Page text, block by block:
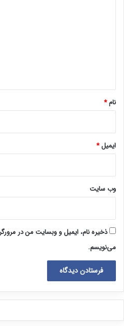
نام*
ایمیل*
وب‌ سایت
ذخیره نام، ایمیل و وبسایت من در
می‌نویسم.